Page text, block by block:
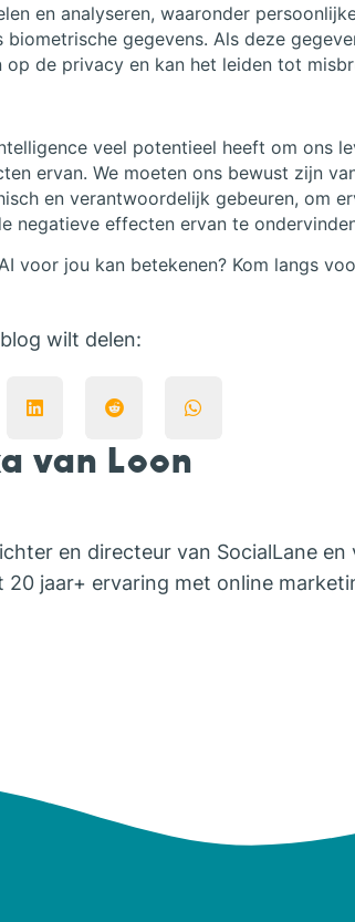
en analyseren, waaronder
biometrische gegevens. Als deze
op de privacy en kan het leiden tot
veel potentieel heeft om ons
ervan. We moeten ons bewust zijn
en verantwoordelijk gebeuren, om
negatieve effecten ervan te
voor jou kan betekenen? Kom langs
wilt delen:
van Loon
en directeur van SocialLane
20 jaar+ ervaring met online